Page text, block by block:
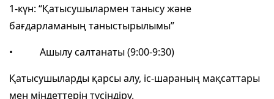
1-күн: “Қатысушылармен танысу және
бағдарламаның таныстырылымы”
• Ашылу салтанаты (9:00-9:30)
Қатысушыларды қарсы алу, іс-шараның мақсаттары
мен міндеттерін түсіндіру.